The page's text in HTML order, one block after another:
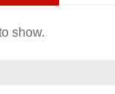
show.